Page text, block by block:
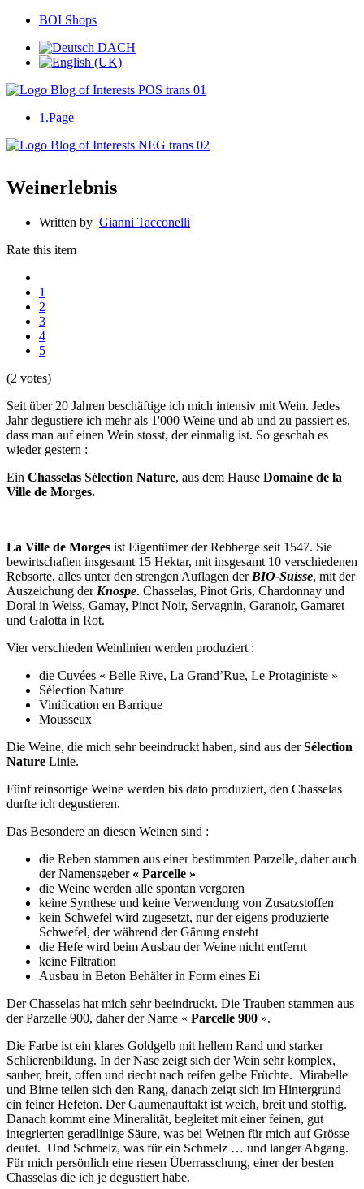
BOI Shops
1.Page
Weinerlebnis
Written by Gianni Tacconelli
Rate this item
1
2
3
4
5
(2 votes)
Seit über 20 Jahren beschäftige ich mich intensiv mit Wein. Jedes
Jahr degustiere ich mehr als 1'000 Weine und ab und zu passiert es,
dass man auf einen Wein stosst, der einmalig ist. So geschah es
wieder gestern :
Ein Chasselas Sélection Nature, aus dem Hause Domaine de la
Ville de Morges.
La Ville de Morges ist Eigentümer der Rebberge seit 1547. Sie
bewirtschaften insgesamt 15 Hektar, mit insgesamt 10 verschiedenen
Rebsorte, alles unter den strengen Auflagen der BIO-Suisse, mit der
Auszeichung der Knospe. Chasselas, Pinot Gris, Chardonnay und
Doral in Weiss, Gamay, Pinot Noir, Servagnin, Garanoir, Gamaret
und Galotta in Rot.
Vier verschieden Weinlinien werden produziert :
die Cuvées « Belle Rive, La Grand’Rue, Le Protaginiste »
Sélection Nature
Vinification en Barrique
Mousseux
Die Weine, die mich sehr beeindruckt haben, sind aus derSélection
Nature Linie.
Fünf reinsortige Weine werden bis dato produziert, den Chasselas
durfte ich degustieren.
Das Besondere an diesen Weinen sind :
die Reben stammen aus einer bestimmten Parzelle, daher auch
der Namensgeber « Parcelle »
die Weine werden alle spontan vergoren
keine Synthese und keine Verwendung von Zusatzstoffen
kein Schwefel wird zugesetzt, nur der eigens produzierte
Schwefel, der während der Gärung ensteht
die Hefe wird beim Ausbau der Weine nicht entfernt
keine Filtration
Ausbau in Beton Behälter in Form eines Ei
Der Chasselas hat mich sehr beeindruckt. Die Trauben stammen aus
der Parzelle 900, daher der Name « Parcelle 900 ».
Die Farbe ist ein klares Goldgelb mit hellem Rand und starker
Schlierenbildung. In der Nase zeigt sich der Wein sehr komplex,
sauber, breit, offen und riecht nach reifen gelbe Früchte. Mirabelle
und Birne teilen sich den Rang, danach zeigt sich im Hintergrund
ein feiner Hefeton. Der Gaumenauftakt ist weich, breit und stoffig.
Danach kommt eine Mineralität, begleitet mit einer feinen, gut
integrierten geradlinige Säure, was bei Weinen für mich auf Grösse
deutet. Und Schmelz, was für ein Schmelz … und langer Abgang.
Für mich persönlich eine riesen Überrasschung, einer der besten
Chasselas die ich je degustiert habe.